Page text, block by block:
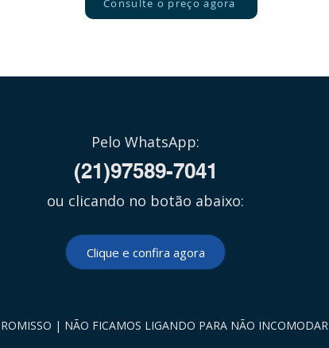
Consulte o preço agora
Pelo WhatsApp:
(21)97589-7041
ou clicando no botão abaixo:
Clique e confira agora
| NÃO FICAMOS LIGANDO PARA NÃO INCOMODAR